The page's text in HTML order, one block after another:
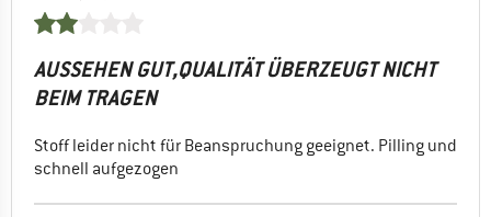
AUSSEHEN GUT,QUALITÄT ÜBERZEUGT NICHT
BEIM TRAGEN
Stoff leider nicht für Beanspruchung geeignet. Pilling und
schnell aufgezogen